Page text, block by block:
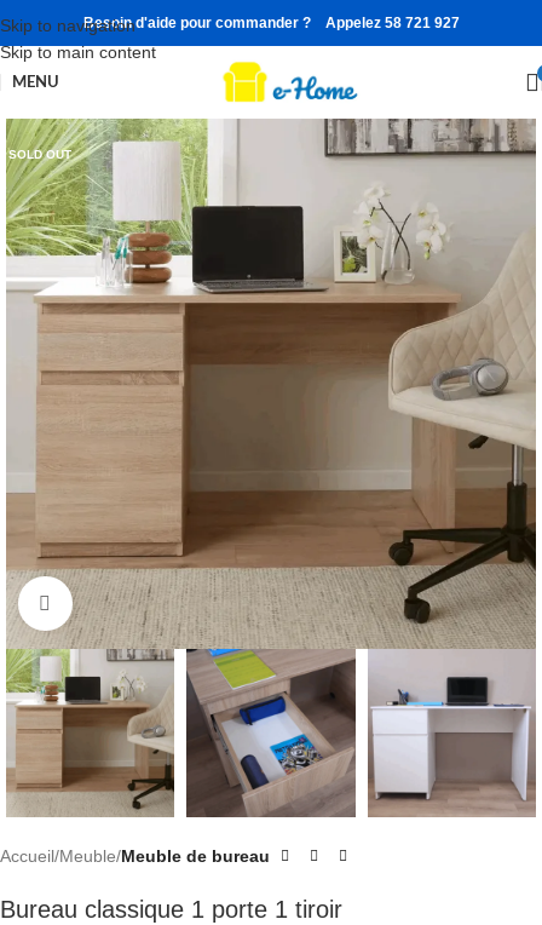
Skip to navigation
Skip to main content
Besoin d'aide pour commander ? Appelez 58 721 927
MENU
SOLD OUT
Click to enlarge
Accueil Meuble Meuble de bureau
Bureau classique 1 porte 1 tiroir